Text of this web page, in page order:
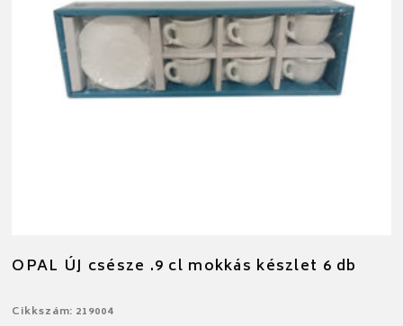
OPAL ÚJ csésze .9 cl mokkás készlet 6 db
Cikkszám: 219004